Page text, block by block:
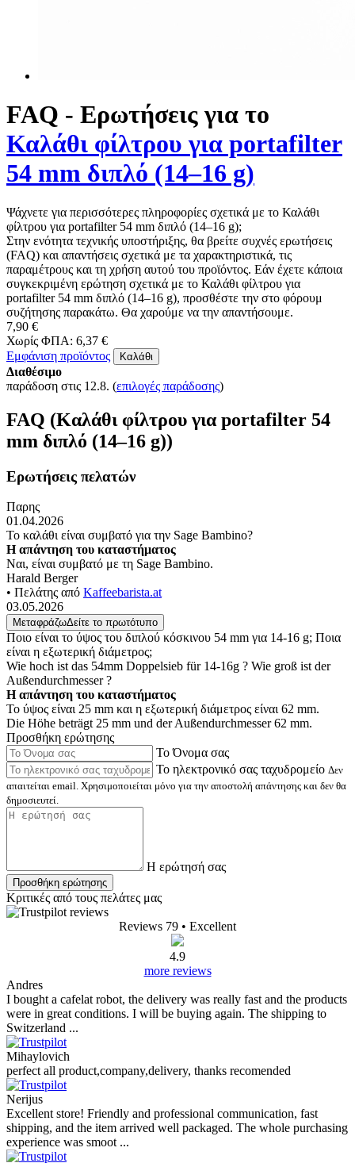
FAQ - Ερωτήσεις για το
Καλάθι φίλτρου για portafilter
54 mm διπλό (14–16 g)
Ψάχνετε για περισσότερες πληροφορίες σχετικά με το Καλάθι
φίλτρου για portafilter 54 mm διπλό (14–16 g);
Στην ενότητα τεχνικής υποστήριξης, θα βρείτε συχνές ερωτήσεις
(FAQ) και απαντήσεις σχετικά με τα χαρακτηριστικά, τις
παραμέτρους και τη χρήση αυτού του προϊόντος. Εάν έχετε κάποια
συγκεκριμένη ερώτηση σχετικά με το Καλάθι φίλτρου για
portafilter 54 mm διπλό (14–16 g), προσθέστε την στο φόρουμ
συζήτησης παρακάτω. Θα χαρούμε να την απαντήσουμε.
7,90 €
Χωρίς ΦΠΑ: 6,37 €
Εμφάνιση προϊόντος
Καλάθι
Διαθέσιμο
παράδοση στις 12.8. (επιλογές παράδοσης)
FAQ (Καλάθι φίλτρου για portafilter 54
mm διπλό (14–16 g))
Ερωτήσεις πελατών
Παρης
01.04.2026
Το καλάθι είναι συμβατό για την Sage Bambino?
Η απάντηση του καταστήματος
Ναι, είναι συμβατό με τη Sage Bambino.
Harald Berger
• Πελάτης από Kaffeebarista.at
03.05.2026
ΜεταφράζωΔείτε το πρωτότυπο
Ποιο είναι το ύψος του διπλού κόσκινου 54 mm για 14-16 g; Ποια
είναι η εξωτερική διάμετρος;
Wie hoch ist das 54mm Doppelsieb für 14-16g ? Wie groß ist der
Außendurchmesser ?
Η απάντηση του καταστήματος
Το ύψος είναι 25 mm και η εξωτερική διάμετρος είναι 62 mm.
Die Höhe beträgt 25 mm und der Außendurchmesser 62 mm.
Προσθήκη ερώτησης
Το Όνομα σας
Το ηλεκτρονικό σας ταχυδρομείο Δεν
απαιτείται email. Χρησιμοποιείται μόνο για την αποστολή απάντησης και δεν θα
δημοσιευτεί.
Η ερώτησή σας
Προσθήκη ερώτησης
Κριτικές από τους πελάτες μας
Reviews 79 • Excellent
4.9
more reviews
Andres
I bought a cafelat robot, the delivery was really fast and the products
were in great conditions. I will be buying again. The shipping to
Switzerland ...
Mihaylovich
perfect all product,company,delivery, thanks recomended
Nerijus
Excellent store! Friendly and professional communication, fast
shipping, and the item arrived well packaged. The whole purchasing
experience was smoot ...